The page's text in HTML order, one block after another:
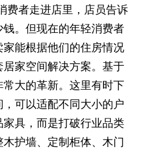
费者走进店里，店员告诉
。但现在的年轻消费者
能根据他们的住房情况
家空间解决方案。基于
大的革新。这里有时下
可以适配不同大小的户
具，而是打破行业品类
护墙、定制柜体、木门